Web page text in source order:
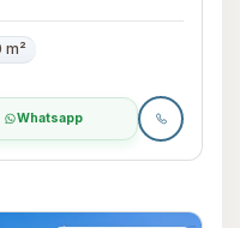
m²
Whatsapp